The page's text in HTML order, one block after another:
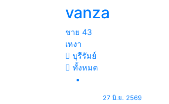
vanza
ชาย 43
เหงา
บุรีรัมย์
ทั้งหมด
27 มิ.ย. 2569